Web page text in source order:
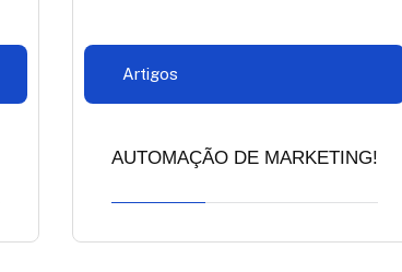
Artigos
AUTOMAÇÃO DE MARKETING!